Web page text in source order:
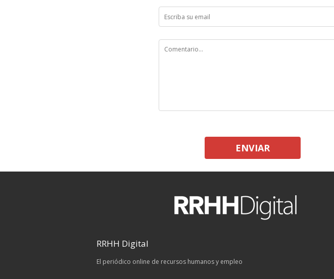
ENVIAR
RRHH Digital
El periódico online de recursos humanos y empleo